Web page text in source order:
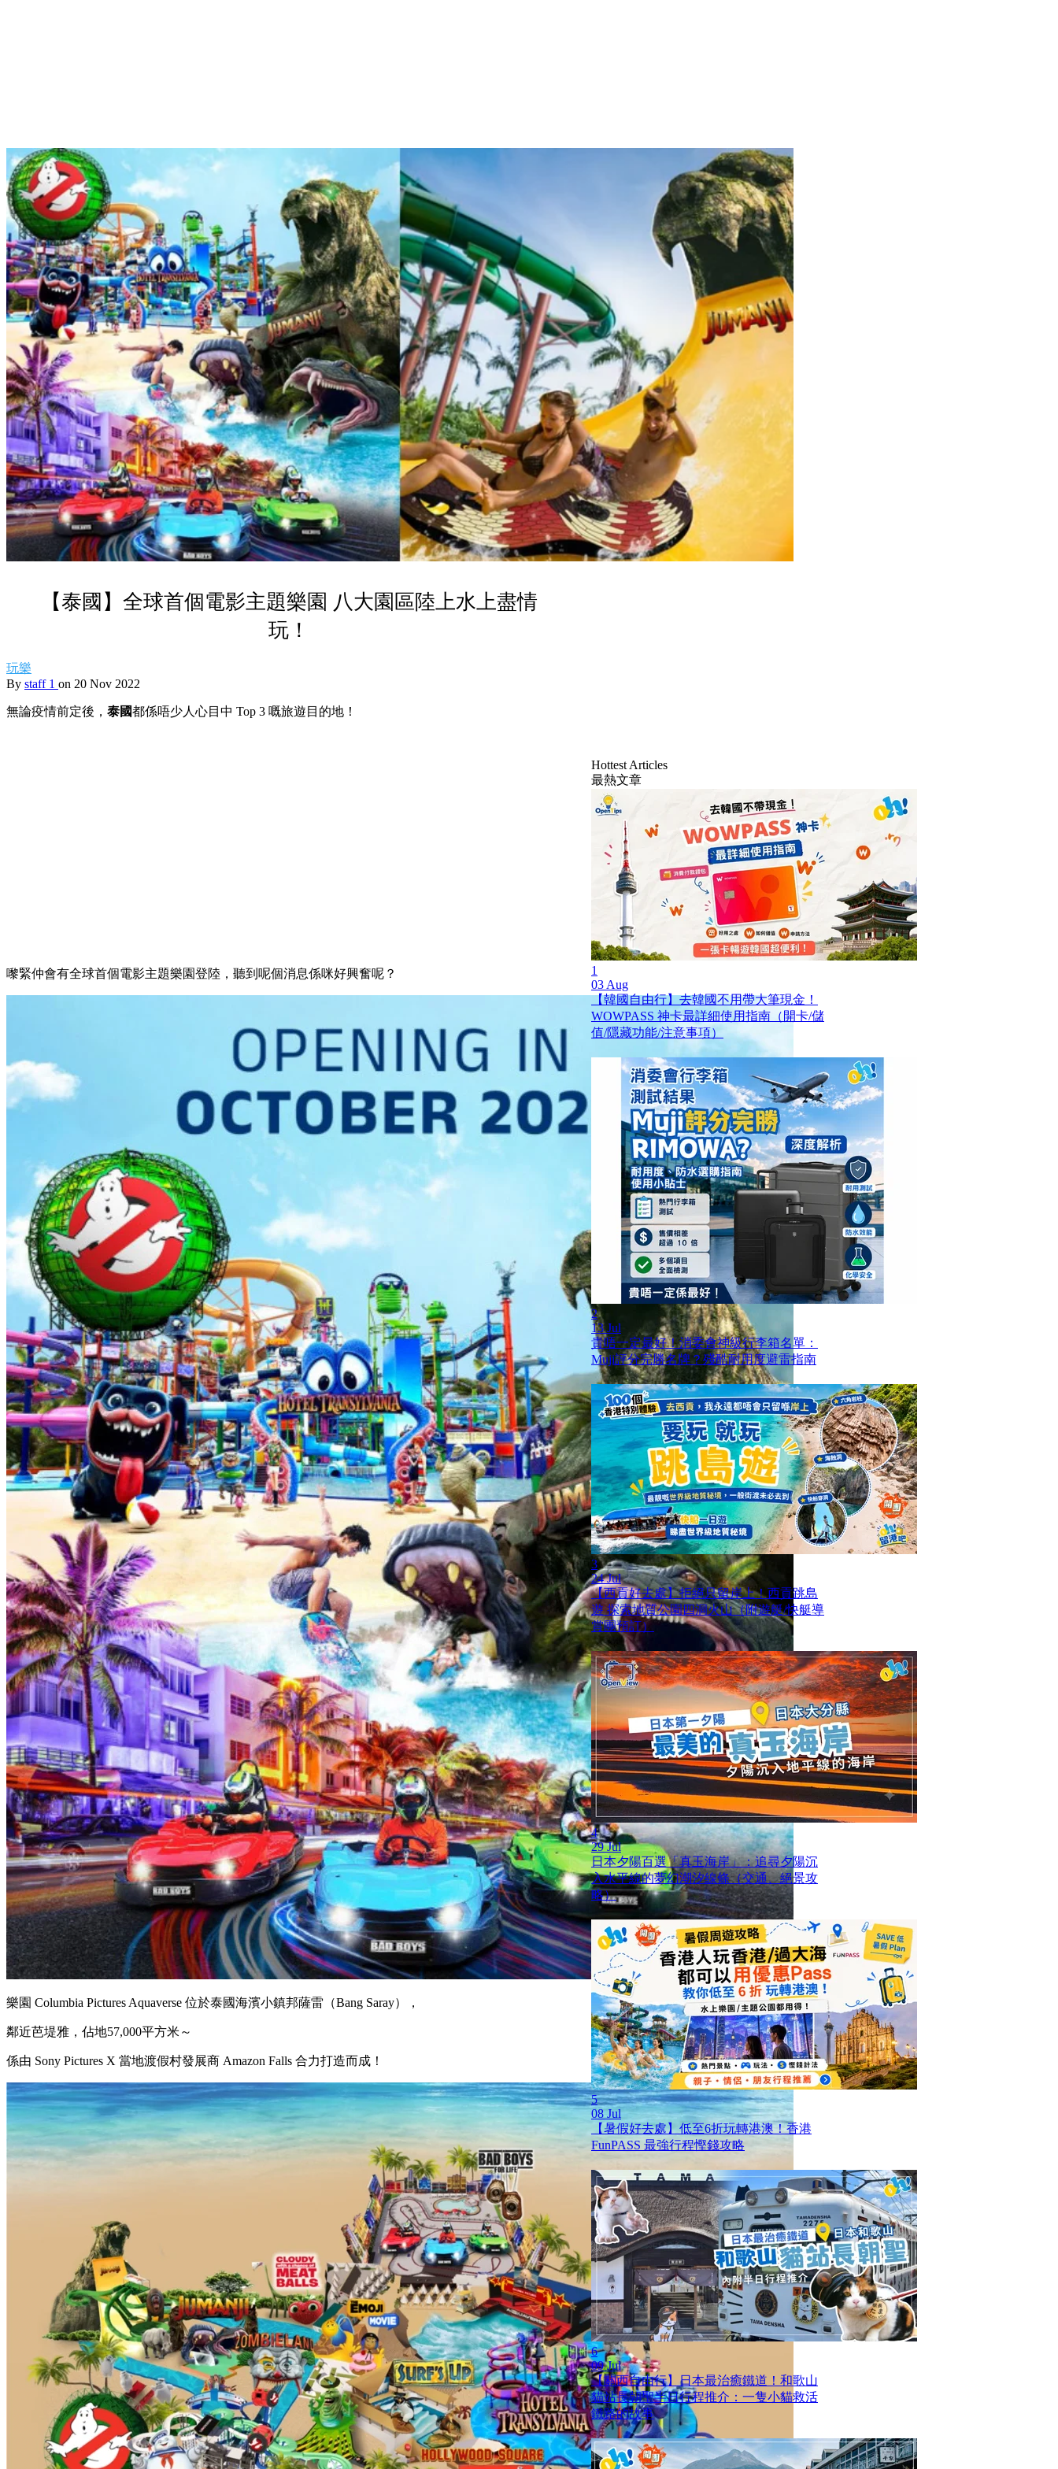
【泰國】全球首個電影主題樂園 八大園區陸上水上盡情
玩！
玩樂
By staff 1 on 20 Nov 2022
無論疫情前定後， 泰國都係唔少人心目中 Top 3 嘅旅遊目的地！
嚟緊仲會有全球首個電影主題樂園登陸，聽到呢個消息係咪好興奮呢？
樂園 Columbia Pictures Aquaverse 位於泰國海濱小鎮邦薩雷（Bang Saray），
鄰近芭堤雅，佔地57,000平方米～
係由 Sony Pictures X 當地渡假村發展商 Amazon Falls 合力打造而成！
Hottest Articles
最熱文章
1
03 Aug
【韓國自由行】去韓國不用帶大筆現金！
WOWPASS 神卡最詳細使用指南（開卡/儲
值/隱藏功能/注意事項）
2
13 Jul
貴唔一定最好！消委會神級行李箱名單：
Muji評分完勝名牌？殘酷耐用度避雷指南
3
24 Jul
【西貢好去處】拒絕只留岸上！西貢跳島
遊 探索地質公園四洞火山（附遊艇/快艇導
賞團預訂）
4
29 Jul
日本夕陽百選「真玉海岸」：追尋夕陽沉
入水平線的夢幻潮汐線條（交通、絕景攻
略）
5
08 Jul
【暑假好去處】低至6折玩轉港澳！香港
FunPASS 最強行程慳錢攻略
6
09 Jul
【關西自由行】日本最治癒鐵道！和歌山
貓站長朝聖半日行程推介：一隻小貓救活
鐵路的故事